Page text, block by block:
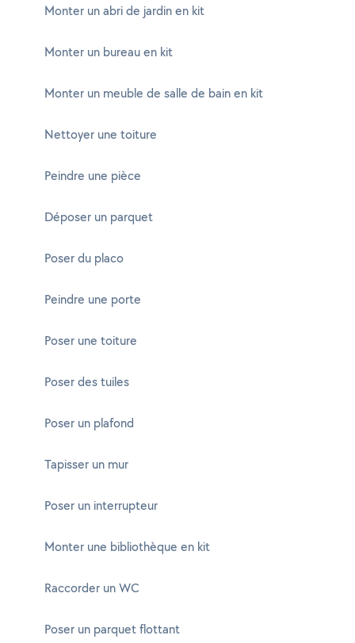
Monter un abri de jardin en kit
Monter un bureau en kit
Monter un meuble de salle de bain en kit
Nettoyer une toiture
Peindre une pièce
Déposer un parquet
Poser du placo
Peindre une porte
Poser une toiture
Poser des tuiles
Poser un plafond
Tapisser un mur
Poser un interrupteur
Monter une bibliothèque en kit
Raccorder un WC
Poser un parquet flottant